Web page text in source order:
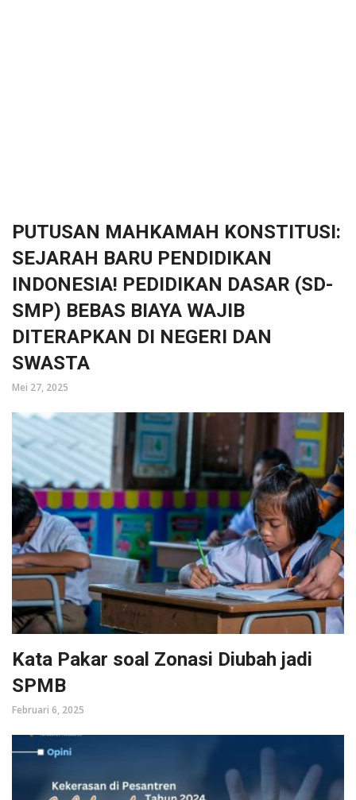
PUTUSAN MAHKAMAH KONSTITUSI:
SEJARAH BARU PENDIDIKAN
INDONESIA! PEDIDIKAN DASAR (SD-
SMP) BEBAS BIAYA WAJIB
DITERAPKAN DI NEGERI DAN
SWASTA
Mei 27, 2025
Kata Pakar soal Zonasi Diubah jadi
SPMB
Februari 6, 2025